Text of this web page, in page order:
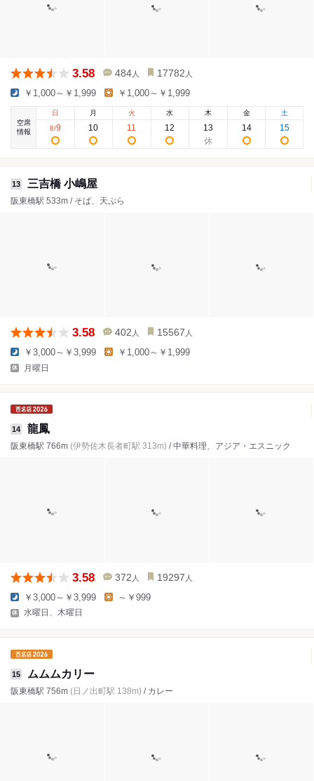
3.58 484 人 17782 人
￥1,000～￥1,999 ￥1,000～￥1,999
空席
情報
日
8/9
月
10
火
11
水
12
木
13
金
14
土
15
13 三吉橋 小嶋屋
阪東橋駅 533m / そば、天ぷら
3.58 402 人 15567 人
￥3,000～￥3,999 ￥1,000～￥1,999
月曜日
14 龍鳳
阪東橋駅 766m (伊勢佐木長者町駅 313m) / 中華料理、アジア・エスニック
3.58 372 人 19297 人
￥3,000～￥3,999 ～￥999
水曜日、木曜日
15 ムムムカリー
阪東橋駅 756m (日ノ出町駅 138m) / カレー